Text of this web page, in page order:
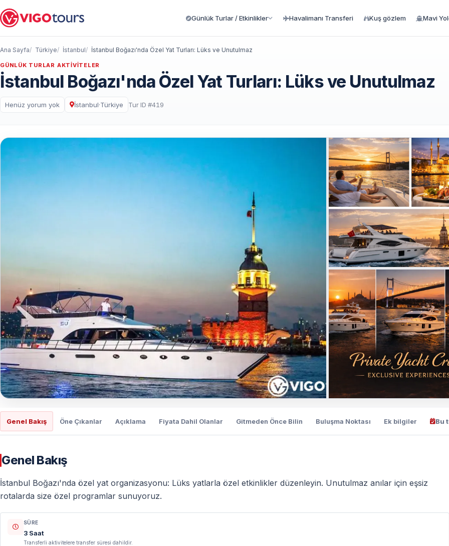
Günlük Turlar / Etkinlikler Havalimanı Transferi Kuş gözlem Mavi
Ana Sayfa Türkiye İstanbul İstanbul Boğazı'nda Özel Yat Turları: Lüks ve Unutulmaz
GÜNLÜK TURLAR AKTIVITELER
İstanbul Boğazı'nda Özel Yat Turları: Lüks ve Unutulmaz
Henüz yorum yok İstanbul·Türkiye Tur ID #419
Genel Bakış Öne Çıkanlar Açıklama Fiyata Dahil Olanlar Gitmeden Önce Bilin Buluşma Noktası Ek bilgiler Bu
Genel Bakış
İstanbul Boğazı'nda özel yat organizasyonu: Lüks yatlarla özel etkinlikler düzenleyin. Unutulmaz anılar için eşsiz
rotalarda size özel programlar sunuyoruz.
SÜRE
3 Saat
Transferli aktivitelere transfer süresi dahildir.